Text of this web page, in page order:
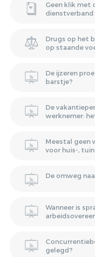
Geen klik met
dienstverband
Drugs op het
op staande
De ijzeren
barstje?
De
werknemer:
Meestal geen
voor huis-,
De omweg
Wanneer is
gelegd?